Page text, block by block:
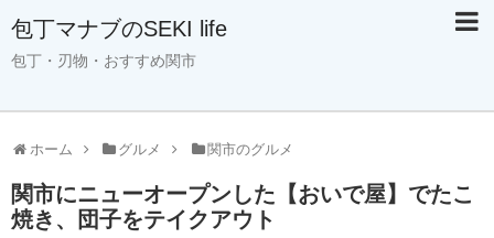
包丁マナブのSEKI life
包丁・刃物・おすすめ関市
ホーム グルメ 関市のグルメ
関市にニューオープンした【おいで屋】でたこ
焼き、団子をテイクアウト